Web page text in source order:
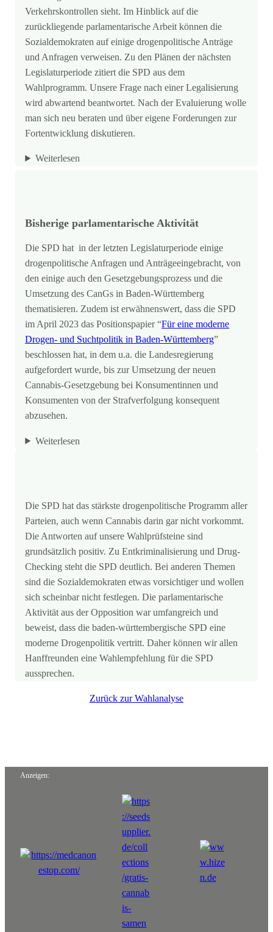
Verkehrskontrollen sieht. Im Hinblick auf die
zurückliegende parlamentarische Arbeit können die
Sozialdemokraten auf einige drogenpolitische Anträge
und Anfragen verweisen. Zu den Plänen der nächsten
Legislaturperiode zitiert die SPD aus dem
Wahlprogramm. Unsere Frage nach einer Legalisierung
wird abwartend beantwortet. Nach der Evaluierung wolle
man sich neu beraten und über eigene Forderungen zur
Fortentwicklung diskutieren.
Weiterlesen
Bisherige parlamentarische Aktivität
Die SPD hat in der letzten Legislaturperiode einige
drogenpolitische Anfragen und Anträgeeingebracht, von
den einige auch den Gesetzgebungsprozess und die
Umsetzung des CanGs in Baden-Württemberg
thematisieren. Zudem ist erwähnenswert, dass die SPD
im April 2023 das Positionspapier “Für eine moderne
Drogen- und Suchtpolitik in Baden-Württemberg”
beschlossen hat, in dem u.a. die Landesregierung
aufgefordert wurde, bis zur Umsetzung der neuen
Cannabis-Gesetzgebung bei Konsumentinnen und
Konsumenten von der Strafverfolgung konsequent
abzusehen.
Weiterlesen
Die SPD hat das stärkste drogenpolitische Programm aller
Parteien, auch wenn Cannabis darin gar nicht vorkommt.
Die Antworten auf unsere Wahlprüfsteine sind
grundsätzlich positiv. Zu Entkriminalisierung und Drug-
Checking steht die SPD deutlich. Bei anderen Themen
sind die Sozialdemokraten etwas vorsichtiger und wollen
sich scheinbar nicht festlegen. Die parlamentarische
Aktivität aus der Opposition war umfangreich und
beweist, dass die baden-württembergische SPD eine
moderne Drogenpolitik vertritt. Daher können wir allen
Hanffreunden eine Wahlempfehlung für die SPD
aussprechen.
Zurück zur Wahlanalyse
Anzeigen: